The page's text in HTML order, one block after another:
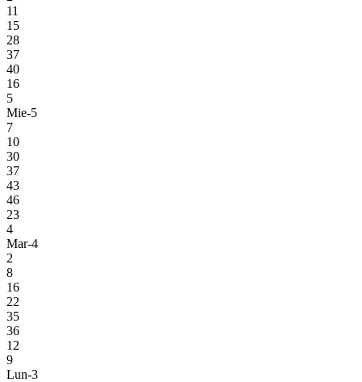
11
15
28
37
40
16
5
Mie-5
7
10
30
37
43
46
23
4
Mar-4
2
8
16
22
35
36
12
9
Lun-3